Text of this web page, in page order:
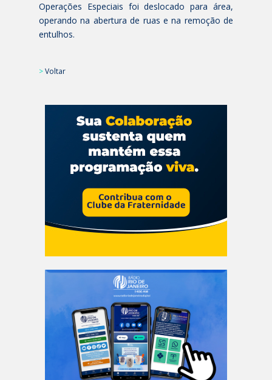
Operações Especiais foi deslocado para área,
operando na abertura de ruas e na remoção de
entulhos.
>Voltar